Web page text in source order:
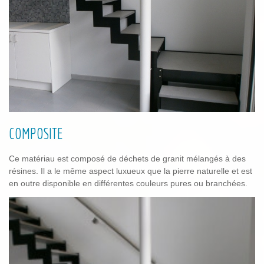
COMPOSITE
Ce matériau est composé de déchets de granit mélangés à des
résines. Il a le même aspect luxueux que la pierre naturelle et est
en outre disponible en différentes couleurs pures ou branchées.